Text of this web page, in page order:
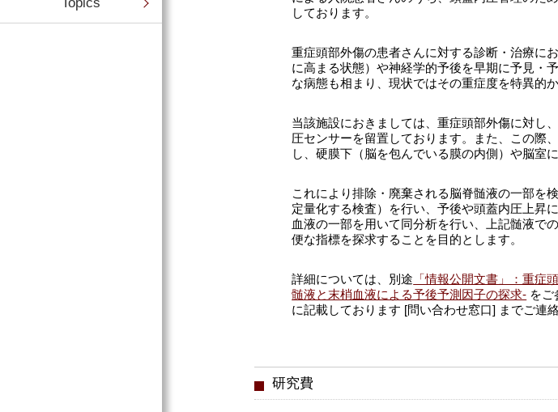
しております。
重症頭部外傷の患者さんに対する診断・治療に
に高まる状態）や神経学的予後を早期に予見・
な病態も相まり、現状ではその重症度を特異的
当該施設におきましては、重症頭部外傷に対し
圧センサーを留置しております。また、この際
し、硬膜下（脳を包んでいる膜の内側）や脳室
これにより排除・廃棄される脳脊髄液の一部を
定量化する検査）を行い、予後や頭蓋内圧上昇
血液の一部を用いて同分析を行い、上記髄液で
便な指標を探求することを目的とします。
詳細については、別途 「情報公開文書」：重症
髄液と末梢血液による予後予測因子の探求- をご
に記載しております [問い合わせ窓口] までご連絡
研究費